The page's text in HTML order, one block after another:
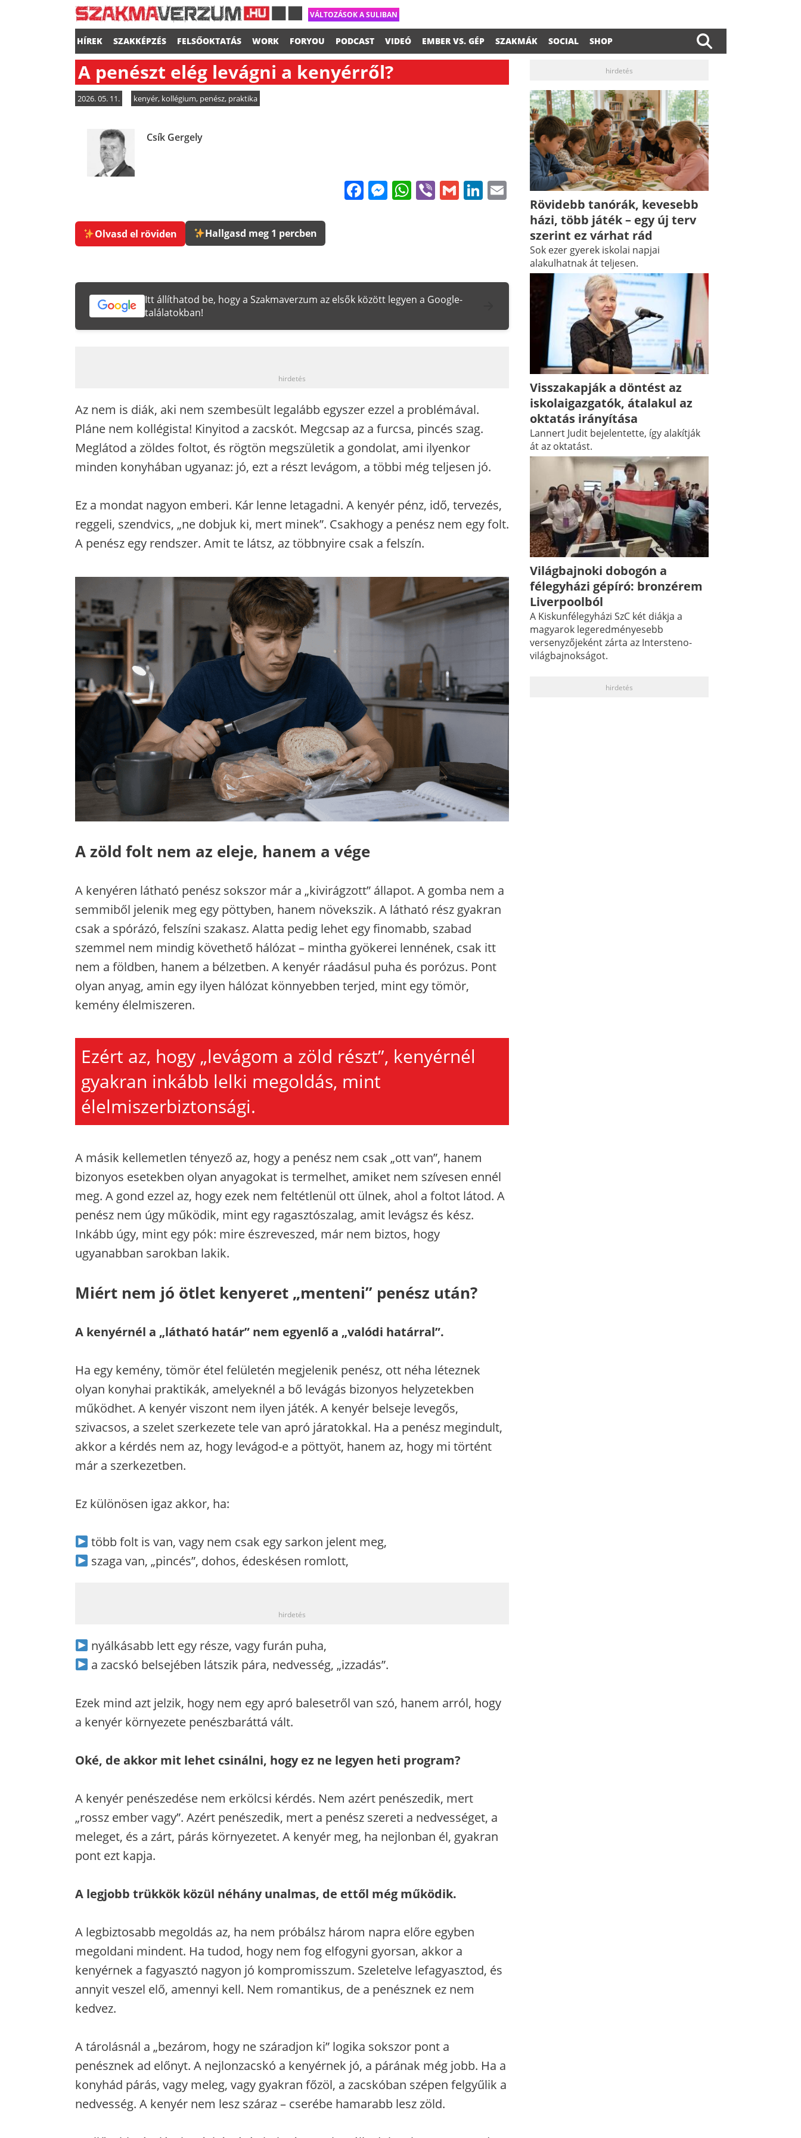
VÁLTOZÁSOK A SULIBAN
HÍREK SZAKKÉPZÉS FELSŐOKTATÁS WORK FORYOU PODCAST VIDEÓ EMBER VS. GÉP SZAKMÁK SOCIAL SHOP
A penészt elég levágni a kenyérről?
2026. 05. 11. kenyér, kollégium, penész, praktika
Csík Gergely
Facebook
Messenger
WhatsApp
ViberGmailLinkedIn
Email
Olvasd el röviden Hallgasd meg 1 percben
Itt állíthatod be, hogy a Szakmaverzum az elsők között legyen a Google-
találatokban!
hirdetés
Az nem is diák, aki nem szembesült legalább egyszer ezzel a problémával.
Pláne nem kollégista! Kinyitod a zacskót. Megcsap az a furcsa, pincés szag.
Meglátod a zöldes foltot, és rögtön megszületik a gondolat, ami ilyenkor
minden konyhában ugyanaz: jó, ezt a részt levágom, a többi még teljesen jó.
Ez a mondat nagyon emberi. Kár lenne letagadni. A kenyér pénz, idő, tervezés,
reggeli, szendvics, „ne dobjuk ki, mert minek”. Csakhogy a penész nem egy folt.
A penész egy rendszer. Amit te látsz, az többnyire csak a felszín.
A zöld folt nem az eleje, hanem a vége
A kenyéren látható penész sokszor már a „kivirágzott” állapot. A gomba nem a
semmiből jelenik meg egy pöttyben, hanem növekszik. A látható rész gyakran
csak a spórázó, felszíni szakasz. Alatta pedig lehet egy finomabb, szabad
szemmel nem mindig követhető hálózat – mintha gyökerei lennének, csak itt
nem a földben, hanem a bélzetben. A kenyér ráadásul puha és porózus. Pont
olyan anyag, amin egy ilyen hálózat könnyebben terjed, mint egy tömör,
kemény élelmiszeren.
Ezért az, hogy „levágom a zöld részt”, kenyérnél
gyakran inkább lelki megoldás, mint
élelmiszerbiztonsági.
A másik kellemetlen tényező az, hogy a penész nem csak „ott van”, hanem
bizonyos esetekben olyan anyagokat is termelhet, amiket nem szívesen ennél
meg. A gond ezzel az, hogy ezek nem feltétlenül ott ülnek, ahol a foltot látod. A
penész nem úgy működik, mint egy ragasztószalag, amit levágsz és kész.
Inkább úgy, mint egy pók: mire észreveszed, már nem biztos, hogy
ugyanabban sarokban lakik.
Miért nem jó ötlet kenyeret „menteni” penész után?
A kenyérnél a „látható határ” nem egyenlő a „valódi határral”.
Ha egy kemény, tömör étel felületén megjelenik penész, ott néha léteznek
olyan konyhai praktikák, amelyeknél a bő levágás bizonyos helyzetekben
működhet. A kenyér viszont nem ilyen játék. A kenyér belseje levegős,
szivacsos, a szelet szerkezete tele van apró járatokkal. Ha a penész megindult,
akkor a kérdés nem az, hogy levágod-e a pöttyöt, hanem az, hogy mi történt
már a szerkezetben.
Ez különösen igaz akkor, ha:
több folt is van, vagy nem csak egy sarkon jelent meg,
szaga van, „pincés”, dohos, édeskésen romlott,
hirdetés
nyálkásabb lett egy része, vagy furán puha,
a zacskó belsejében látszik pára, nedvesség, „izzadás”.
Ezek mind azt jelzik, hogy nem egy apró balesetről van szó, hanem arról, hogy
a kenyér környezete penészbaráttá vált.
Oké, de akkor mit lehet csinálni, hogy ez ne legyen heti program?
A kenyér penészedése nem erkölcsi kérdés. Nem azért penészedik, mert
„rossz ember vagy”. Azért penészedik, mert a penész szereti a nedvességet, a
meleget, és a zárt, párás környezetet. A kenyér meg, ha nejlonban él, gyakran
pont ezt kapja.
A legjobb trükkök közül néhány unalmas, de ettől még működik.
A legbiztosabb megoldás az, ha nem próbálsz három napra előre egyben
megoldani mindent. Ha tudod, hogy nem fog elfogyni gyorsan, akkor a
kenyérnek a fagyasztó nagyon jó kompromisszum. Szeletelve lefagyasztod, és
annyit veszel elő, amennyi kell. Nem romantikus, de a penésznek ez nem
kedvez.
A tárolásnál a „bezárom, hogy ne száradjon ki” logika sokszor pont a
penésznek ad előnyt. A nejlonzacskó a kenyérnek jó, a párának még jobb. Ha a
konyhád párás, vagy meleg, vagy gyakran főzöl, a zacskóban szépen felgyűlik a
nedvesség. A kenyér nem lesz száraz – cserébe hamarabb lesz zöld.
hirdetés
Rövidebb tanórák, kevesebb
házi, több játék – egy új terv
szerint ez várhat rád
Sok ezer gyerek iskolai napjai
alakulhatnak át teljesen.
Visszakapják a döntést az
iskolaigazgatók, átalakul az
oktatás irányítása
Lannert Judit bejelentette, így alakítják
át az oktatást.
Világbajnoki dobogón a
félegyházi gépíró: bronzérem
Liverpoolból
A Kiskunfélegyházi SzC két diákja a
magyarok legeredményesebb
versenyzőjeként zárta az Intersteno-
világbajnokságot.
hirdetés